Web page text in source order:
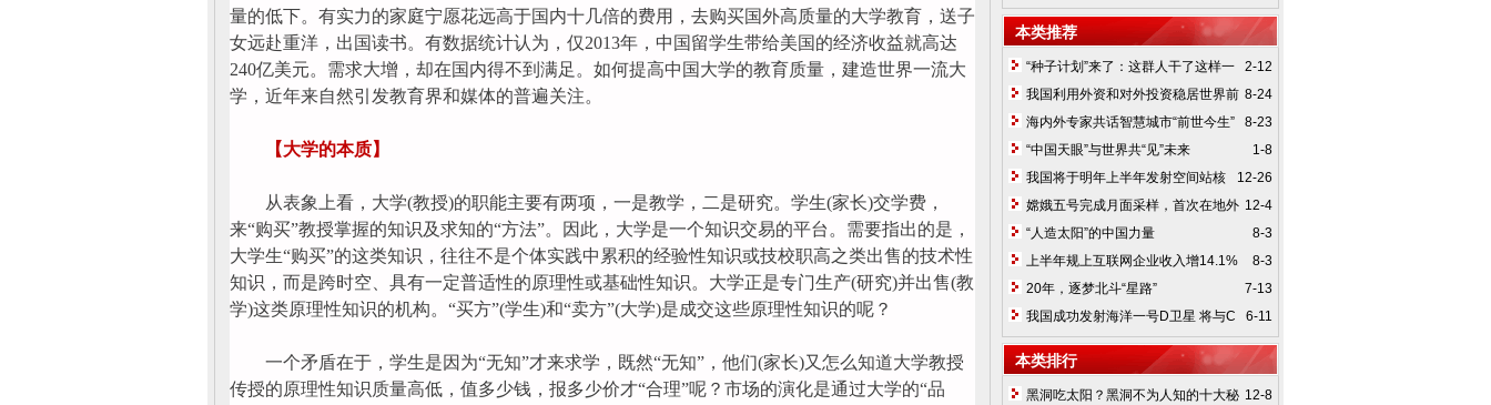
量的低下。有实力的家庭宁愿花远高于国内十几倍的费用，去购买国外高质量的大学教育，送子
女远赴重洋，出国读书。有数据统计认为，仅2013年，中国留学生带给美国的经济收益就高达
240亿美元。需求大增，却在国内得不到满足。如何提高中国大学的教育质量，建造世界一流大
学，近年来自然引发教育界和媒体的普遍关注。
【大学的本质】
从表象上看，大学(教授)的职能主要有两项，一是教学，二是研究。学生(家长)交学费，
来“购买”教授掌握的知识及求知的“方法”。因此，大学是一个知识交易的平台。需要指出的是，
大学生“购买”的这类知识，往往不是个体实践中累积的经验性知识或技校职高之类出售的技术性
知识，而是跨时空、具有一定普适性的原理性或基础性知识。大学正是专门生产(研究)并出售(教
学)这类原理性知识的机构。“买方”(学生)和“卖方”(大学)是成交这些原理性知识的呢？
一个矛盾在于，学生是因为“无知”才来求学，既然“无知”，他们(家长)又怎么知道大学教授
传授的原理性知识质量高低，值多少钱，报多少价才“合理”呢？市场的演化是通过大学的“品
卫星组网运行
本类推荐
2-12
“种子计划”来了：这群人干了这样一
件大事
8-24
我国利用外资和对外投资稳居世界前
列（权威发布·全面建成小康社会）
8-23
海内外专家共话智慧城市“前世今生”
冀科技向善服务于人
1-8
“中国天眼”与世界共“见”未来
12-26
我国将于明年上半年发射空间站核
心舱
12-4
嫦娥五号完成月面采样，首次在地外
天体点火起飞
8-3
“人造太阳”的中国力量
8-3
上半年规上互联网企业收入增14.1%
7-13
20年，逐梦北斗“星路”
6-11
我国成功发射海洋一号D卫星 将与C
卫星组网运行
本类排行
12-8
黑洞吃太阳？黑洞不为人知的十大秘